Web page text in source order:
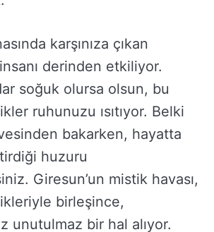
karşınıza çıkan
derinden etkiliyor.
soğuk olursa olsun, bu
ruhunuzu ısıtıyor. Belki
bakarken, hayatta
huzuru
Giresun’un mistik havası,
birleşince,
unutulmaz bir hal alıyor.